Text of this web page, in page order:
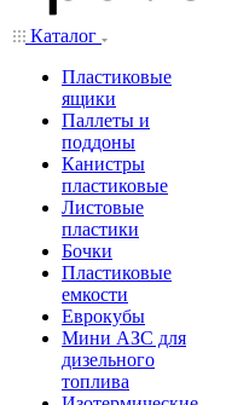
Каталог
Пластиковые
ящики
Паллеты и
поддоны
Канистры
пластиковые
Листовые
пластики
Бочки
Пластиковые
емкости
Еврокубы
Мини АЗС для
дизельного
топлива